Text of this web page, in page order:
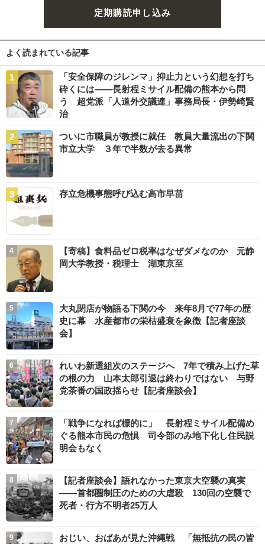
定期購読申し込み
よく読まれている記事
「安全保障のジレンマ」抑止力という幻想を打ち
砕くには――長射程ミサイル配備の熊本から問
う 超党派「人道外交議連」事務局長・伊勢崎賢
治
ついに市職員が教授に就任 教員大量流出の下関
市立大学 ３年で半数が去る異常
存立危機事態呼び込む高市早苗
【寄稿】食料品ゼロ税率はなぜダメなのか 元静
岡大学教授・税理士 湖東京至
大丸閉店が物語る下関の今 来年8月で77年の歴
史に幕 水産都市の栄枯盛衰を象徴【記者座談
会】
れいわ新選組次のステージへ 7年で積み上げた草
の根の力 山本太郎引退は終わりではない 与野
党茶番の国政揺らせ【記者座談会】
「戦争になれば標的に」 長射程ミサイル配備め
ぐる熊本市民の危惧 司令部のみ地下化し住民説
明会もなく
【記者座談会】語れなかった東京大空襲の真実
――首都圏制圧のための大虐殺 130回の空襲で
死者・行方不明者25万人
おじい、おばあが見た沖縄戦 「無抵抗の民の皆